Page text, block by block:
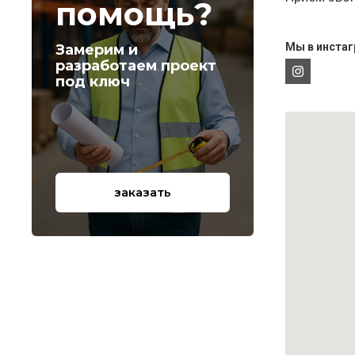
помощь?
Замерим и
разработаем проект
под ключ
заказать
Мы в